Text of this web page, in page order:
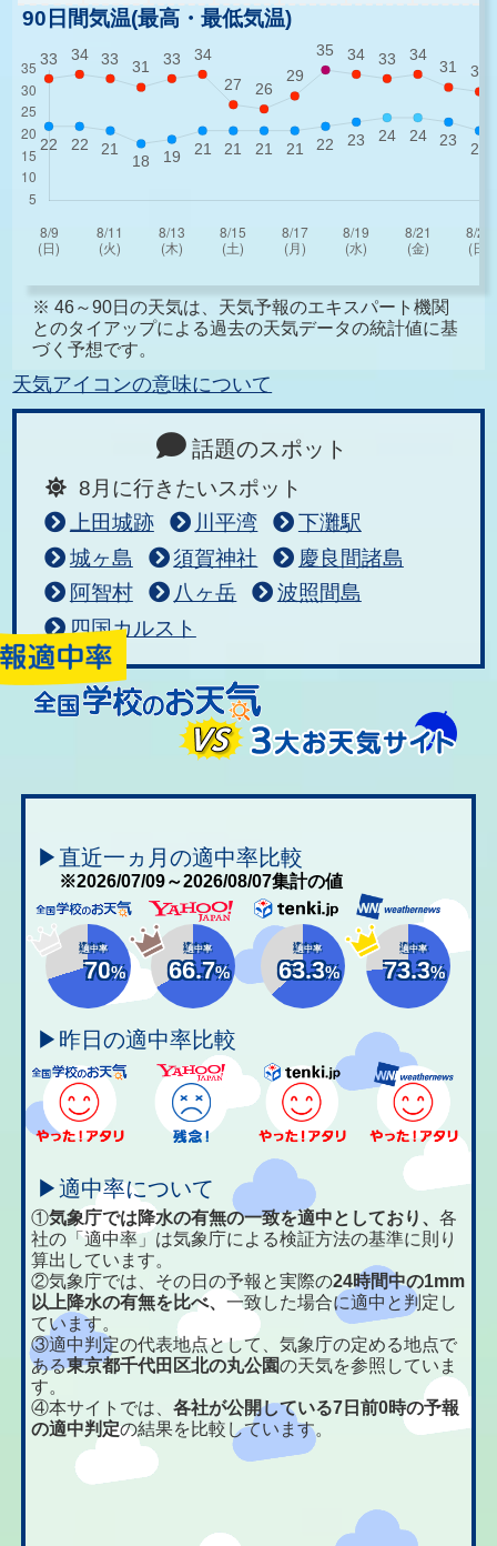
90日間気温(最高・最低気温)
※ 46～90日の天気は、天気予報のエキスパート機関
とのタイアップによる過去の天気データの統計値に基
づく予想です。
天気アイコンの意味について
話題のスポット
8月に行きたいスポット
上田城跡
川平湾
下灘駅
城ヶ島
須賀神社
慶良間諸島
阿智村
八ヶ岳
波照間島
四国カルスト
▶直近一ヵ月の適中率比較
※2026/07/09～2026/08/07集計の値
適中率
70%
適中率
66.7%
適中率
63.3%
適中率
73.3%
▶昨日の適中率比較
▶適中率について
①気象庁では降水の有無の一致を適中としており、各
社の「適中率」は気象庁による検証方法の基準に則り
算出しています。
②気象庁では、その日の予報と実際の24時間中の1mm
以上降水の有無を比べ、一致した場合に適中と判定し
ています。
③適中判定の代表地点として、気象庁の定める地点で
ある東京都千代田区北の丸公園の天気を参照していま
す。
④本サイトでは、各社が公開している7日前0時の予報
の適中判定の結果を比較しています。